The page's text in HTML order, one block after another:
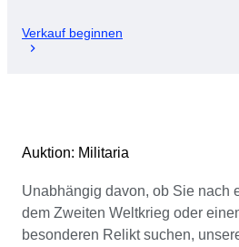
Verkauf beginnen
Auktion: Militaria
Unabhängig davon, ob Sie nach
dem Zweiten Weltkrieg oder
besonderen Relikt suchen,